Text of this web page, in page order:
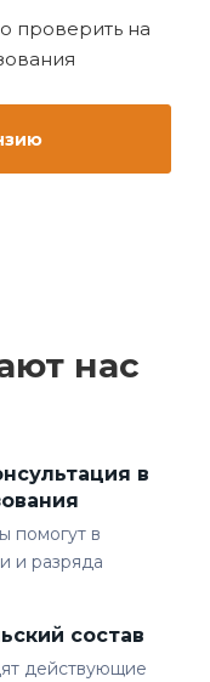
проверить на
нас
в
помогут в
и разряда
состав
действующие